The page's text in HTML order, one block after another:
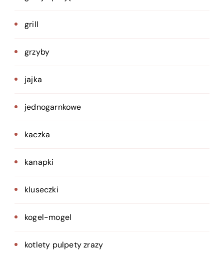
grill
grzyby
jajka
jednogarnkowe
kaczka
kanapki
kluseczki
kogel-mogel
kotlety pulpety zrazy